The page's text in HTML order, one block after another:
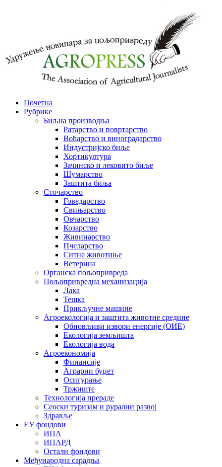
Почетна
Рубрике
Биљна производња
Ратарство и повртарство
Воћарство и виноградарство
Индустријско биље
Хортикултура
Зачинско и лековито биље
Шумарство
Заштита биља
Сточарство
Говедарство
Свињарство
Овчарство
Козарство
Живинарство
Пчеларство
Ситне животиње
Ветерина
Органска пољопривреда
Пољопривредна механизација
Лака
Тешка
Прикључне машине
Агроекологија и заштита животне средине
Обновљиви извори енергије (ОИЕ)
Екологија земљишта
Екологија вода
Агроекономија
Финансије
Аграрни буџет
Осигурање
Тржиште
Технологија прераде
Сеоски туризам и рурални развој
Здравље
ЕУ фондови
ИПА
ИПАРД
Остали фондови
Међународна сарадња